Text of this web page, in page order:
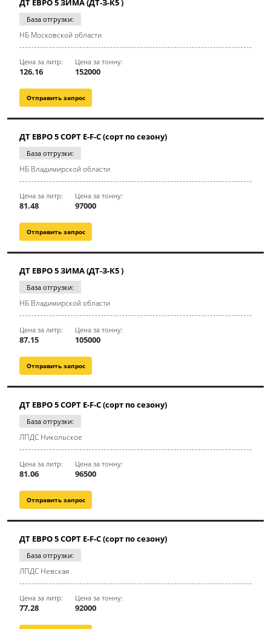
Отправить запрос
ДТ ЕВРО 5 ЗИМА (ДТ-З-К5 )
База отгрузки:
НБ Московской области
Цена за литр:
126.16
Цена за тонну:
152000
Отправить запрос
ДТ ЕВРО 5 СОРТ E-F-C (сорт по сезону)
База отгрузки:
НБ Владимирской области
Цена за литр:
81.48
Цена за тонну:
97000
Отправить запрос
ДТ ЕВРО 5 ЗИМА (ДТ-З-К5 )
База отгрузки:
НБ Владимирской области
Цена за литр:
87.15
Цена за тонну:
105000
Отправить запрос
ДТ ЕВРО 5 СОРТ E-F-C (сорт по сезону)
База отгрузки:
ЛПДС Никольское
Цена за литр:
81.06
Цена за тонну:
96500
ДТ ЕВРО 5 СОРТ E-F-C (сорт по сезону)
База отгрузки:
ЛПДС Невская
Цена за литр:
77.28
Цена за тонну:
92000